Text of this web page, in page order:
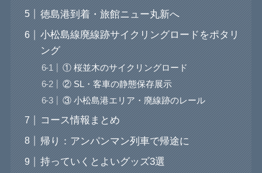
徳島港到着・旅館ニュー丸新へ
小松島線廃線跡サイクリングロードをポタリ
ング
① 桜並木のサイクリングロード
② SL・客車の静態保存展示
③ 小松島港エリア・廃線跡のレール
コース情報まとめ
帰り：アンパンマン列車で帰途に
持っていくとよいグッズ3選